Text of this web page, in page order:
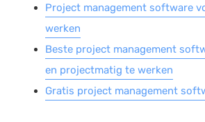
Project management software
werken
Beste project management
en projectmatig te werken
Gratis project management